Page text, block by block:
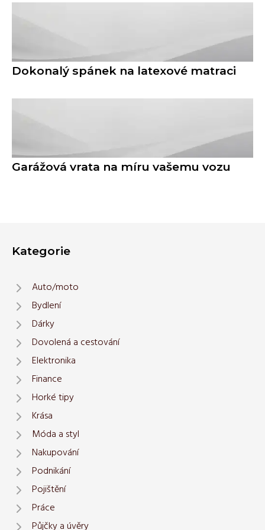
Dokonalý spánek na latexové matraci
Garážová vrata na míru vašemu vozu
Kategorie
Auto/moto
Bydlení
Dárky
Dovolená a cestování
Elektronika
Finance
Horké tipy
Krása
Móda a styl
Nakupování
Podnikání
Pojištění
Práce
Půjčky a úvěry